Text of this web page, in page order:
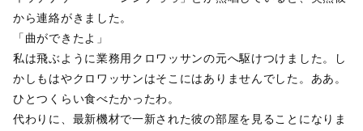
から連絡がきました。
「曲ができたよ」
私は飛ぶように業務用クロワッサンの元へ駆けつけました。し
かしもはやクロワッサンはそこにはありませんでした。ああ。
ひとつくらい食べたかったわ。
代わりに、最新機材で一新された彼の部屋を見ることになりま